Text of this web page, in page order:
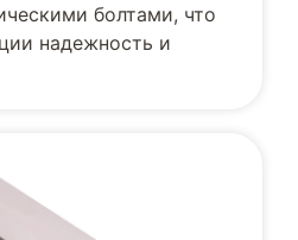
болтами, что
надежность и